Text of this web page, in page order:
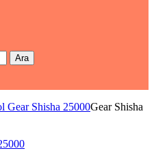
Ara
Gear Shisha 25000Gear Shisha